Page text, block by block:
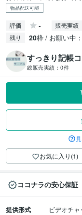
物品配送可能
評価 - 販売実績
残り 20枠 / お願い中：
すっきり記帳
総販売実績： 0件
お気に入り(1)
ココナラの安心保証
提供形式
ビデオチ